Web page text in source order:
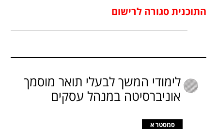
התוכנית סגורה לרישום
לימודי המשך לבעלי תואר מוסמך
אוניברסיטה במנהל עסקים
סמסטר א